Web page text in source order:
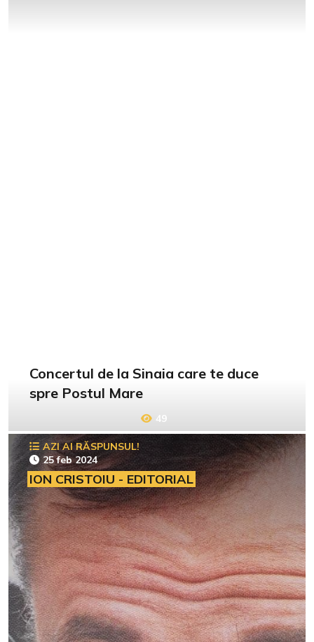
Concertul de la Sinaia care te duce
spre Postul Mare
49
AZI AI RĂSPUNSUL!
25 feb 2024
ION CRISTOIU - EDITORIAL